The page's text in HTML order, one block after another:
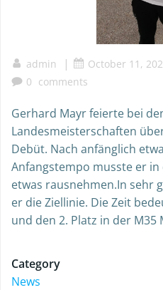
admin | October 11,
0 comments
Gerhard Mayr feierte bei
Landesmeisterschaften
Debüt. Nach anfänglich
Anfangstempo musste er in
etwas rausnehmen.In sehr
er die Ziellinie. Die Zeit
und den 2. Platz in der M35
Category
News